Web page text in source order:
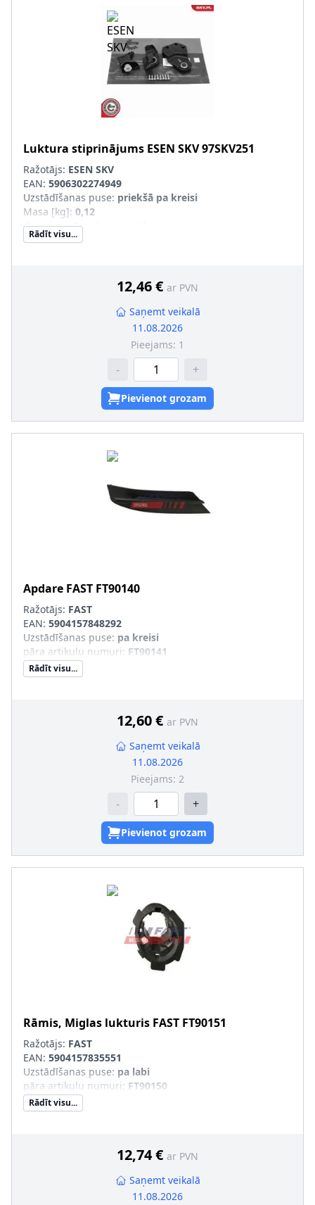
Luktura stiprinājums ESEN SKV97SKV251
Ražotājs: ESEN SKV
EAN: 5906302274949
Uzstādīšanas puse: priekšā pa kreisi
Masa [kg]: 0,12
Garantija:3 gadu garantija
pāra artikulu numuri
Rādīt visu...
12,46 € ar PVN
Saņemt veikalā
11.08.2026
Pieejams: 1
- +
Pievienot grozam
Apdare FAST FT90140
Ražotājs: FAST
EAN: 5904157848292
Uzstādīšanas puse: pa kreisi
pāra artikulu numuri: FT90141
Rādīt visu...
12,60 € ar PVN
Saņemt veikalā
11.08.2026
Pieejams: 2
- +
Pievienot grozam
Rāmis, Miglas lukturis FAST FT90151
Ražotājs: FAST
EAN: 5904157835551
Uzstādīšanas puse: pa labi
pāra artikulu numuri: FT90150
Rādīt visu...
12,74 € ar PVN
Saņemt veikalā
11.08.2026